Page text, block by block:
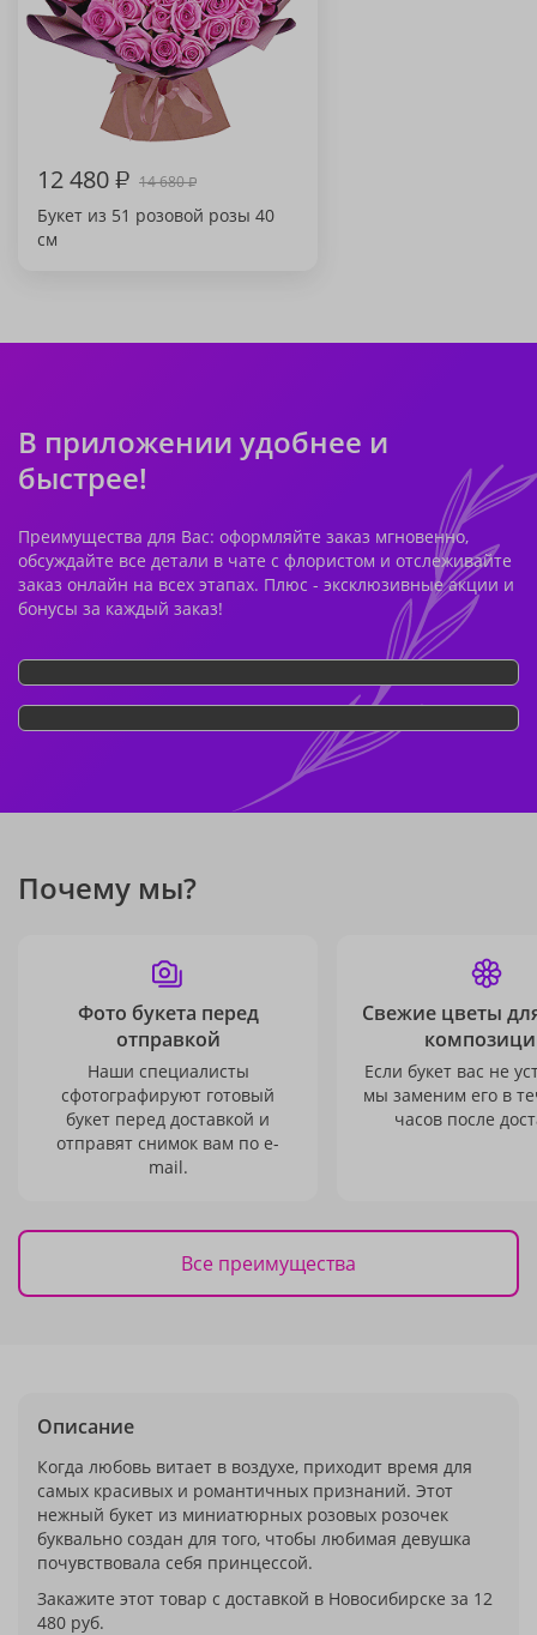
12 480₽ 14 680₽
Букет из 51 розовой розы 40
см
В приложении удобнее и
быстрее!
Преимущества для Вас: оформляйте заказ мгновенно,
обсуждайте все детали в чате с флористом и отслеживайте
заказ онлайн на всех этапах. Плюс - эксклюзивные акции и
бонусы за каждый заказ!
Почему мы?
Фото букета перед
отправкой
Наши специалисты
сфотографируют готовый
букет перед доставкой и
отправят снимок вам по e-
mail.
Свежие цветы
Если букет вас не
мы заменим его в
часов после
Все преимущества
Описание
Когда любовь витает в воздухе, приходит время для
самых красивых и романтичных признаний. Этот
нежный букет из миниатюрных розовых розочек
буквально создан для того, чтобы любимая девушка
почувствовала себя принцессой.
Закажите этот товар с доставкой в Новосибирске за 12
480 руб.